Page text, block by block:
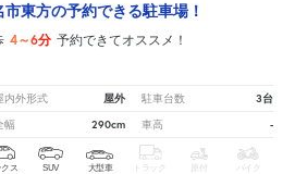
東方の予約できる駐車場！
4～6分 予約できてオススメ！
内外形式 屋外 駐車台数 3台
幅 290cm 車高 -
クス SUV 大型車 トラック 原付 バイク